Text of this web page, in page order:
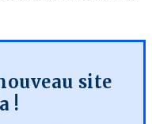
site
!